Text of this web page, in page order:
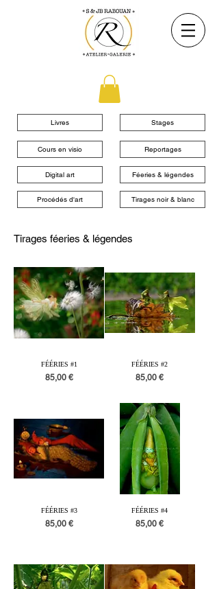
Livres
Cours en visio
Digital art
Procédés d'art
Stages
Reportages
Féeries & légendes
Tirages noir & blanc
Tirages féeries & légendes
FÉÉRIES #1
Prix
85,00 €
FÉÉRIES #2
Prix
85,00 €
FÉÉRIES #3
Prix
85,00 €
FÉÉRIES #4
Prix
85,00 €